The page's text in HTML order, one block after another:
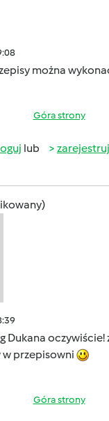
można
Góra strony
lub
Dukana oczywiście!
przepisowni
Góra strony